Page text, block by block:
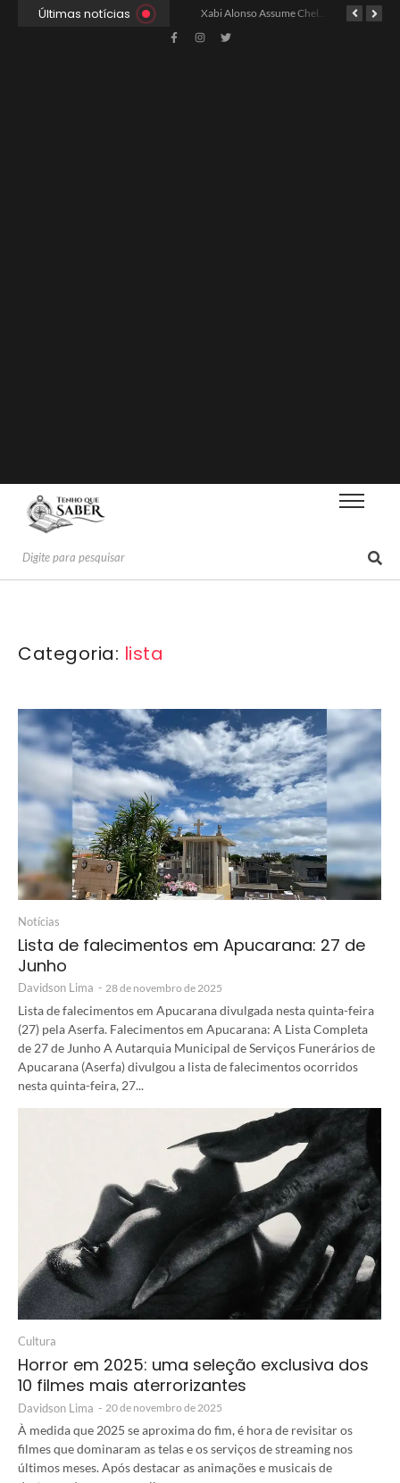
Últimas notícias China e EUA Buscam Expansão do Comércio Agrícola
Categoria: lista
Notícias
Lista de falecimentos em Apucarana: 27 de
Junho
Davidson Lima - 28 de novembro de 2025
Lista de falecimentos em Apucarana divulgada nesta quinta-feira
(27) pela Aserfa. Falecimentos em Apucarana: A Lista Completa
de 27 de Junho A Autarquia Municipal de Serviços Funerários de
Apucarana (Aserfa) divulgou a lista de falecimentos ocorridos
nesta quinta-feira, 27...
Cultura
Horror em 2025: uma seleção exclusiva dos
10 filmes mais aterrorizantes
Davidson Lima - 20 de novembro de 2025
À medida que 2025 se aproxima do fim, é hora de revisitar os
filmes que dominaram as telas e os serviços de streaming nos
últimos meses. Após destacar as animações e musicais de